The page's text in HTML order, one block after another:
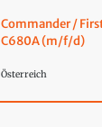
Commander /
C680A (m/f/d)
Österreich